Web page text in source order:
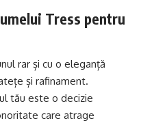
Tress pentru
rar și cu o eleganță
și rafinament.
tău este o decizie
care atrage